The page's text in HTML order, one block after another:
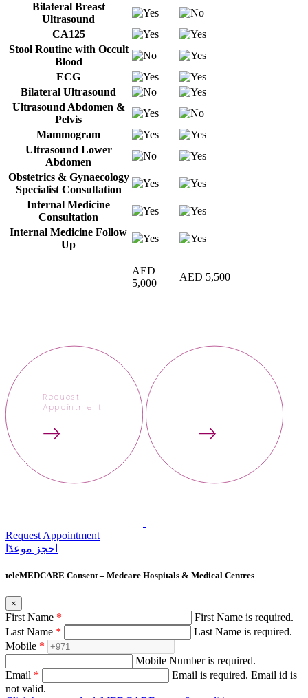
Bilateral Breast
Ultrasound
CA125
Stool Routine with Occult
Blood
ECG
Bilateral Ultrasound
Ultrasound Abdomen &
Pelvis
Mammogram
Ultrasound Lower
Abdomen
Obstetrics & Gynaecology
Specialist Consultation
Internal Medicine
Consultation
Internal Medicine Follow
Up
AED
5,000
AED 5,500
Request
Appointment
Request Appointment
احجز‍ موعدًا
teleMEDCARE Consent – Medcare Hospitals & Medical Centres
×
First Name *
First Name is required.
Last Name *
Last Name is required.
Mobile *
Mobile Number is required.
Email * Email is required. Email id is
not valid.